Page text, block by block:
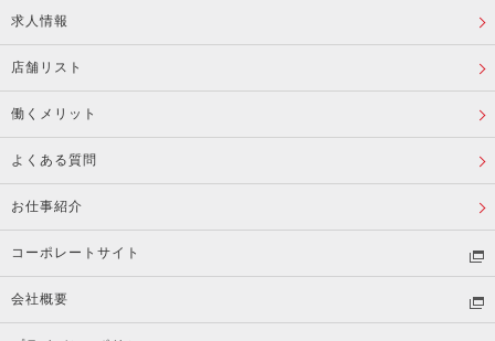
求人情報
店舗リスト
働くメリット
よくある質問
お仕事紹介
コーポレートサイト
会社概要